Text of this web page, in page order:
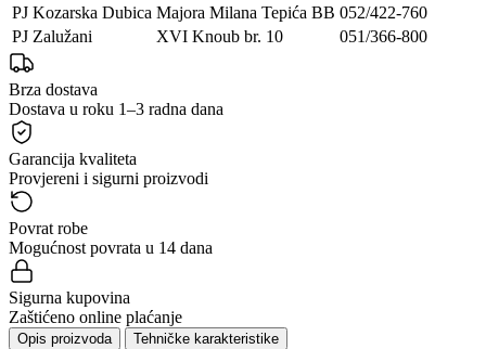
PJ Kozarska Dubica Majora Milana Tepića BB 052/422-760
PJ Zalužani
XVI Knoub br. 10 051/366-800
Brza dostava
Dostava u roku 1–3 radna dana
Garancija kvaliteta
Provjereni i sigurni proizvodi
Povrat robe
Mogućnost povrata u 14 dana
Sigurna kupovina
Zaštićeno online plaćanje
Opis proizvoda Tehničke karakteristike